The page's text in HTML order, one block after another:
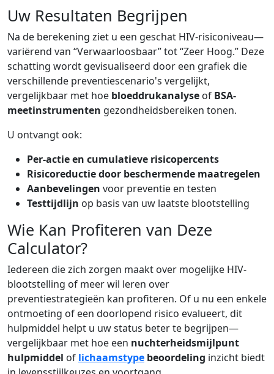
Uw Resultaten Begrijpen
Na de berekening ziet u een geschat HIV-risiconiveau—
variërend van “Verwaarloosbaar” tot “Zeer Hoog.” Deze
schatting wordt gevisualiseerd door een grafiek die
verschillende preventiescenario's vergelijkt,
vergelijkbaar met hoe bloeddrukanalyse of BSA-
meetinstrumenten gezondheidsbereiken tonen.
U ontvangt ook:
Per-actie en cumulatieve risicopercents
Risicoreductie door beschermende maatregelen
Aanbevelingen voor preventie en testen
Testtijdlijn op basis van uw laatste blootstelling
Wie Kan Profiteren van Deze
Calculator?
Iedereen die zich zorgen maakt over mogelijke HIV-
blootstelling of meer wil leren over
preventiestrategieën kan profiteren. Of u nu een enkele
ontmoeting of een doorlopend risico evalueert, dit
hulpmiddel helpt u uw status beter te begrijpen—
vergelijkbaar met hoe een nuchterheidsmijlpunt
hulpmiddel of lichaamstype beoordeling inzicht biedt